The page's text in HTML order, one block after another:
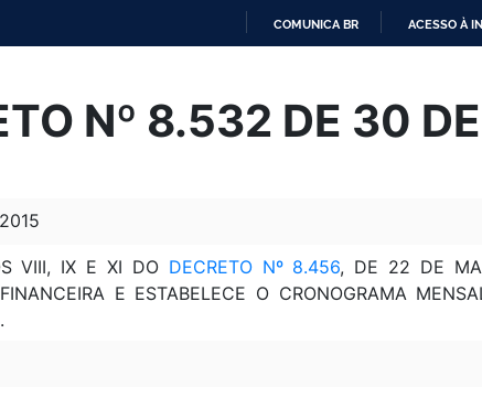
O
CONTEÚDO
COMUNICA BR ACESSO À
Nº 8.532 DE 30
VIII, IX E XI DO DECRETO Nº 8.456, DE 22 DE
E ESTABELECE O CRONOGRAMA